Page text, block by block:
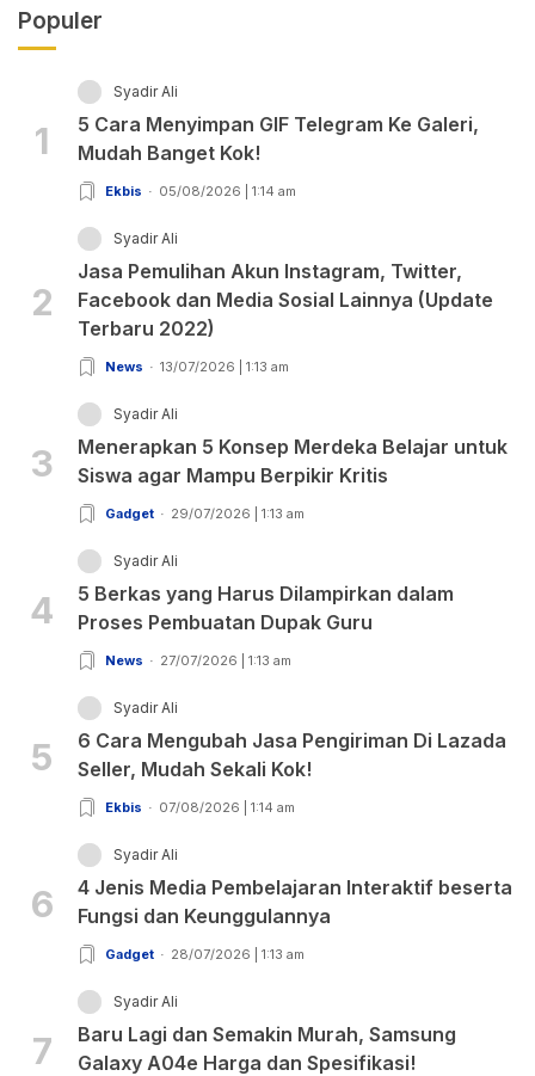
Populer
1
Syadir Ali
5 Cara Menyimpan GIF Telegram Ke Galeri,
Mudah Banget Kok!
Ekbis 05/08/2026 | 1:14 am
2
Syadir Ali
Jasa Pemulihan Akun Instagram, Twitter,
Facebook dan Media Sosial Lainnya (Update
Terbaru 2022)
News 13/07/2026 | 1:13 am
3
Syadir Ali
Menerapkan 5 Konsep Merdeka Belajar untuk
Siswa agar Mampu Berpikir Kritis
Gadget 29/07/2026 | 1:13 am
4
Syadir Ali
5 Berkas yang Harus Dilampirkan dalam
Proses Pembuatan Dupak Guru
News 27/07/2026 | 1:13 am
5
Syadir Ali
6 Cara Mengubah Jasa Pengiriman Di Lazada
Seller, Mudah Sekali Kok!
Ekbis 07/08/2026 | 1:14 am
6
Syadir Ali
4 Jenis Media Pembelajaran Interaktif beserta
Fungsi dan Keunggulannya
Gadget 28/07/2026 | 1:13 am
7
Syadir Ali
Baru Lagi dan Semakin Murah, Samsung
Galaxy A04e Harga dan Spesifikasi!